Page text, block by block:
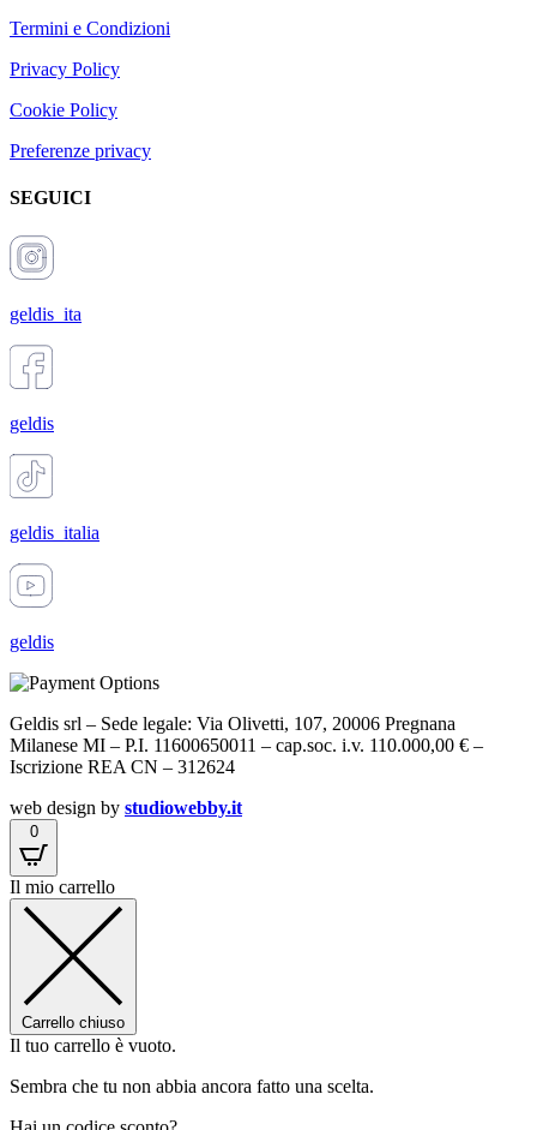
Termini e Condizioni
Privacy Policy
Cookie Policy
Preferenze privacy
SEGUICI
geldis_ita
geldis
geldis_italia
geldis
Geldis srl – Sede legale: Via Olivetti, 107, 20006 Pregnana
Milanese MI – P.I. 11600650011 – cap.soc. i.v. 110.000,00 € –
Iscrizione REA CN – 312624
web design by studiowebby.it
0
Il mio carrello
Carrello chiuso
Il tuo carrello è vuoto.
Sembra che tu non abbia ancora fatto una scelta.